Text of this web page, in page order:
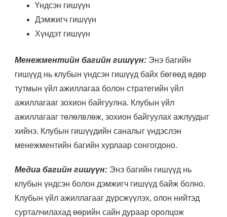
Үндсэн гишүүн
Дэмжигч гишүүн
Хүндэт гишүүн
Менежментийн багийн гишүүн: Энэ багийн
гишүүд нь клубын үндсэн гишүүд байх бөгөөд өдөр
тутмын үйл ажиллагаа болон стратегийн үйл
ажиллагааг зохион байгуулна. Клубын үйл
ажиллагааг төлөлвлөж, зохион байгуулах ажлуудыг
хийнэ. Клубын гишүүдийн саналыг үндэслэн
менежментийн багийн хурлаар сонгогдоно.
Медиа багийн гишүүн: Энэ багийн гишүүд нь
клубын үндсэн болон дэмжигч гишүүд байж болно.
Клубын үйл ажиллагааг дүрсжүүлэх, олон нийтэд
сурталчилахад өөрийн сайн дураар оролцож